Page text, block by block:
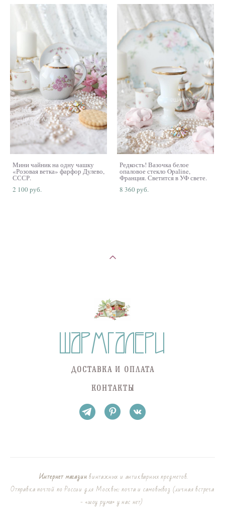
Мини чайник на одну чашку
«Розовая ветка» фарфор Дулево,
СССР.
2 100 pуб.
Редкость! Вазочка белое
опаловое стекло Opaline,
Франция. Светится в УФ свете.
8 360 pуб.
ДОСТАВКА И ОПЛАТА
КОНТАКТЫ
Интернет магазинвинтажных и антикварных предметов.
Отправка почтой по России для Москвы: почта и самовывоз (личная встреча
- «шоу рума» у нас нет)